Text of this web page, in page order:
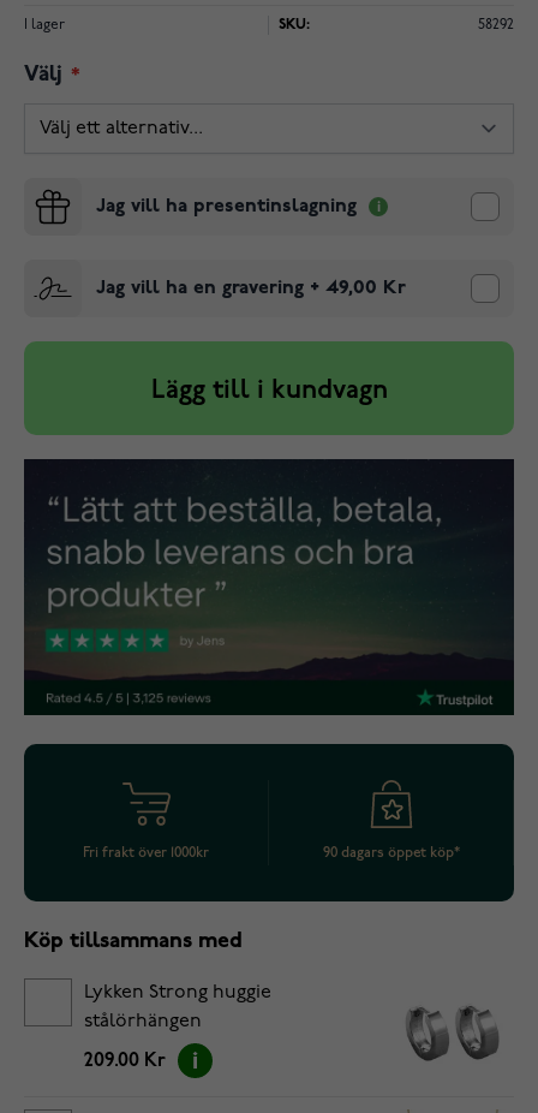
I lager SKU: 58292
Välj
Jag vill ha presentinslagning
Jag vill ha en gravering + 49,00 Kr
Lägg till i kundvagn
Fri frakt över 1000kr 90 dagars öppet köp*
Köp tillsammans med
Lykken Strong huggie
stålörhängen
209.00 Kr